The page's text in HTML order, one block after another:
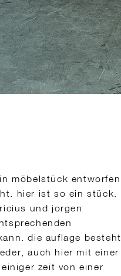
möbelstück entworfen
hier ist so ein stück.
und jorgen
die auflage besteht
auch hier mit einer
zeit von einer